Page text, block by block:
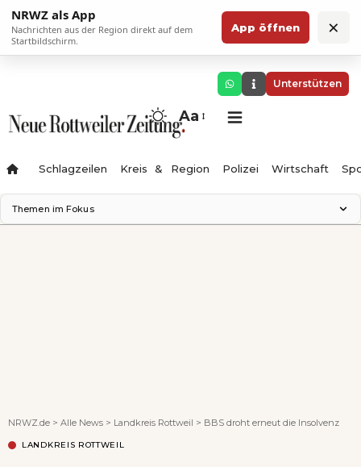
NRWZ als App
Nachrichten aus der Region direkt auf dem
Startbildschirm.
App öffnen ×
Unterstützen
Aa
Schlagzeilen Kreis & Region Polizei Wirtschaft
Themen im Fokus
NRWZ.de > Alle News > Landkreis Rottweil > BBS droht erneut die Insolvenz
LANDKREIS ROTTWEIL